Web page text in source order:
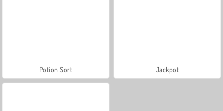
Potion Sort Jackpot